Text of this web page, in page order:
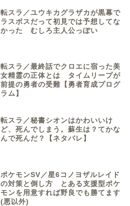
転スラ／ユウキカグラザカが黒幕で
ラスボスだって初見では予想してな
かった むしろ主人公っぽい
転スラ／最終話でクロエに宿った美
女精霊の正体とは タイムリープが
前提の勇者の受難【勇者育成プログ
ラム】
転スラ／秘書シオンはかわいいけ
ど、死んでしまう。蘇生は？てかな
んで死んだ？【ネタバレ】
ポケモンSV／星6コノヨザルレイド
の対策と倒し方 とある支援型ポケ
モンを用意すれば野良でも勝てます
(悪以外)